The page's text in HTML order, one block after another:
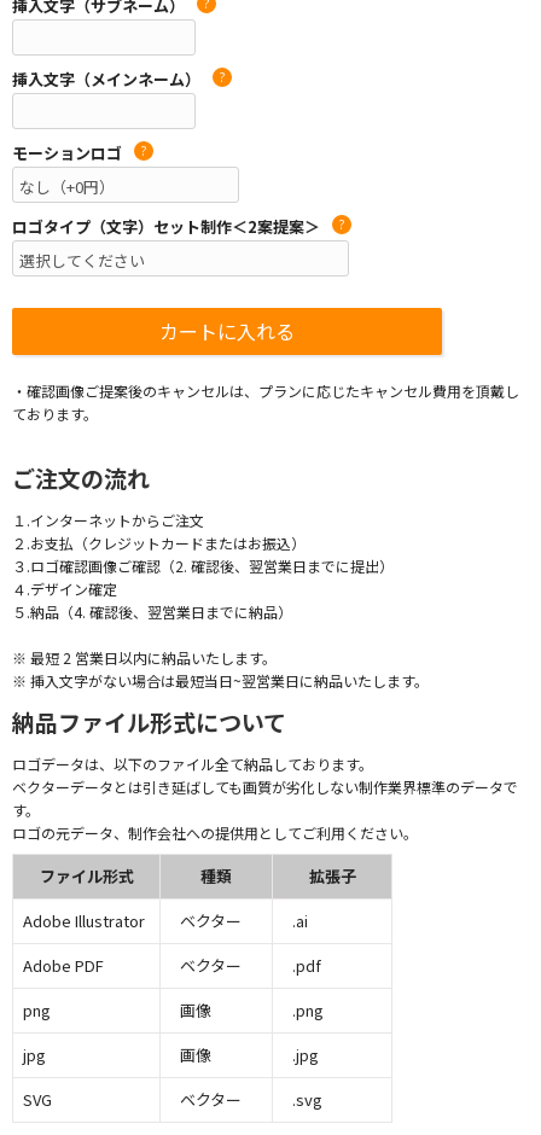
挿入文字（サブネーム）
挿入文字（メインネーム） ?
モーションロゴ ?
ロゴタイプ（文字）セット制作＜2案提案＞ ?
・確認画像ご提案後のキャンセルは、プランに応じたキャンセル費用を頂戴し
ております。
ご注文の流れ
１.インターネットからご注文
２.お支払（クレジットカードまたはお振込）
３.ロゴ確認画像ご確認（2. 確認後、翌営業日までに提出）
４.デザイン確定
５.納品（4. 確認後、翌営業日までに納品）
※ 最短 2 営業日以内に納品いたします。
※ 挿入文字がない場合は最短当日~翌営業日に納品いたします。
納品ファイル形式について
ロゴデータは、以下のファイル全て納品しております。
ベクターデータとは引き延ばしても画質が劣化しない制作業界標準のデータで
す。
ロゴの元データ、制作会社への提供用としてご利用ください。
ファイル形式 種類
拡張子
Adobe Illustrator
ベクター
.ai
Adobe PDF
ベクター
.pdf
png
画像
.png
jpg
画像
.jpg
SVG
ベクター .svg